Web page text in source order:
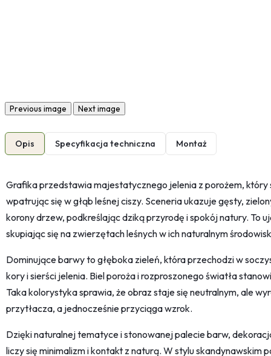
Previous image Next image
Opis Specyfikacja techniczna Montaż
Grafika przedstawia majestatycznego jelenia z porożem, który
wpatrując się w głąb leśnej ciszy. Sceneria ukazuje gęsty,
korony drzew, podkreślając dziką przyrodę i spokój natury. To
skupiając się na zwierzętach leśnych w ich naturalnym
Dominujące barwy to głęboka zieleń, która przechodzi w
kory i sierści jelenia. Biel poroża i rozproszonego światła
Taka kolorystyka sprawia, że obraz staje się neutralnym, ale
przytłacza, a jednocześnie przyciąga wzrok.
Dzięki naturalnej tematyce i stonowanej palecie barw,
liczy się minimalizm i kontakt z naturą. W stylu skandynawskim